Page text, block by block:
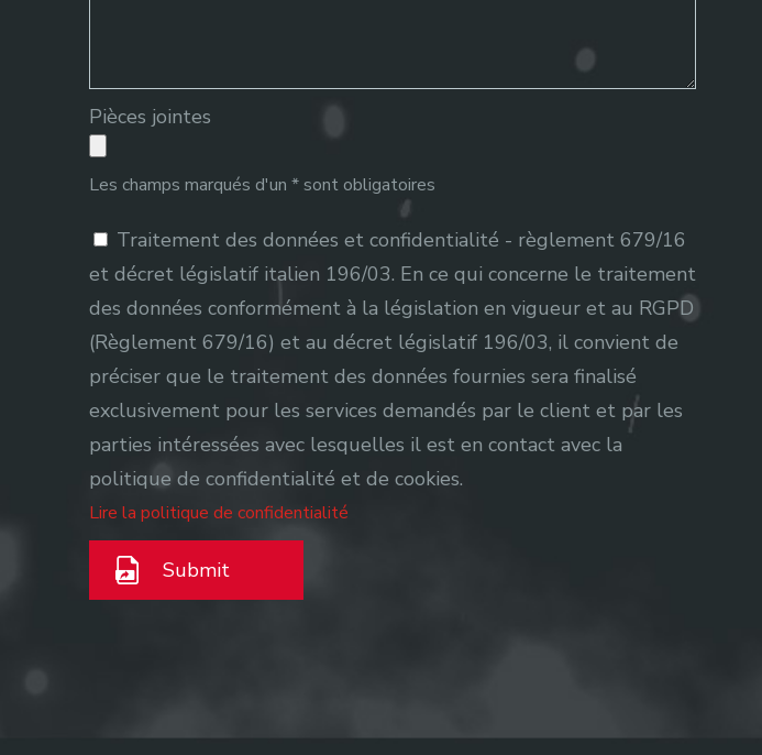
Pièces jointes
Les champs marqués d'un * sont obligatoires
Traitement des données et confidentialité - règlement 679/16
et décret législatif italien 196/03. En ce qui concerne le traitement
des données conformément à la législation en vigueur et au RGPD
(Règlement 679/16) et au décret législatif 196/03, il convient de
préciser que le traitement des données fournies sera finalisé
exclusivement pour les services demandés par le client et par les
parties intéressées avec lesquelles il est en contact avec la
politique de confidentialité et de cookies.
Lire la politique de confidentialité